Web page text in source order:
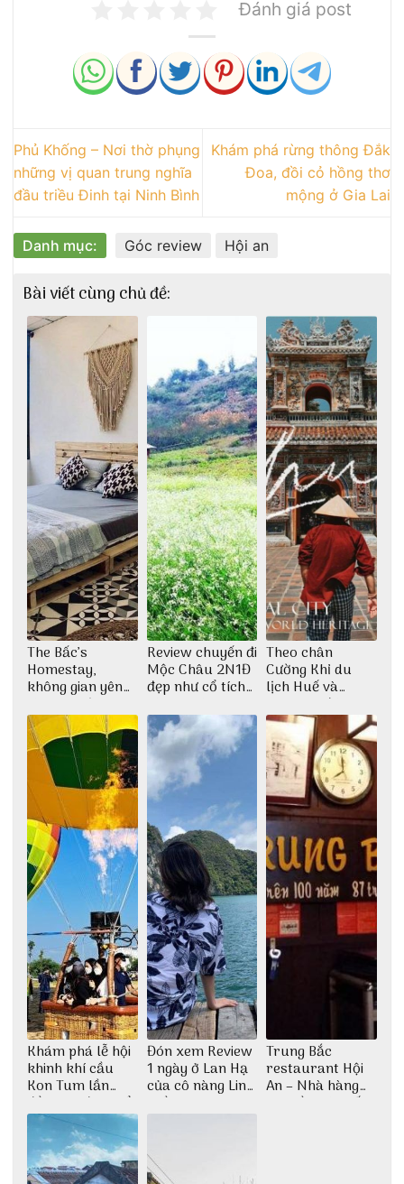
Đánh giá post
Phủ Khống – Nơi thờ phụng
những vị quan trung nghĩa
đầu triều Đinh tại Ninh Bình
Khám phá rừng thông Đắk
Đoa, đồi cỏ hồng thơ
mộng ở Gia Lai
Danh mục: Góc review Hội an
Bài viết cùng chủ đề:
The Bấc’s
Homestay,
không gian yên
bình tại Hòn Sơn
Review chuyến đi
Mộc Châu 2N1Đ
đẹp như cổ tích
Thu Hà
Theo chân
Cường Khỉ du
lịch Huế và
check-in đúng
những góc chụp
đẹp
Khám phá lễ hội
khinh khí cầu
Kon Tum lần
đầu tiên được tổ
chức
Đón xem Review
1 ngày ở Lan Hạ
của cô nàng Linh
Trần
Trung Bắc
restaurant Hội
An – Nhà hàng
cao lầu có thiết